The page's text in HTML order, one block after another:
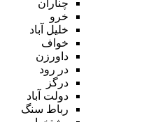
چناران
خرو
خلیل آباد
خواف
داورزن
در رود
درگز
دولت آباد
رباط سنگ